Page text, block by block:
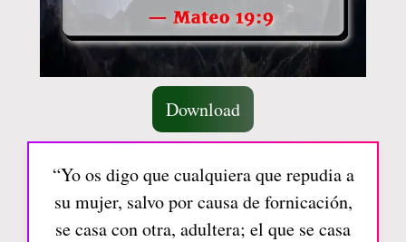
Download
“Yo os digo que cualquiera que repudia a
su mujer, salvo por causa de fornicación,
se casa con otra, adultera; el que se casa